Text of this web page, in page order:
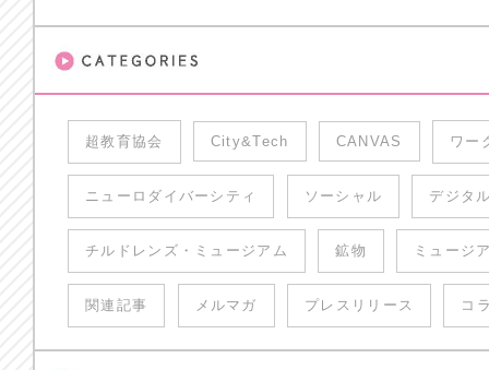
超教育協会 City&Tech CANVAS ワー
ニューロダイバーシティ ソーシャル デジタ
チルドレンズ・ミュージアム 鉱物 ミュージ
関連記事 メルマガ プレスリリース コ